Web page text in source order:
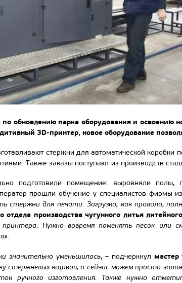
обновлению парка оборудования и освоению
3D-принтер, новое оборудование
стержни для автоматической
Также заказы поступают из производств
подготовили помещение: выровняли
прошли обучение у специалистов фирмы-
стержни для печати. Загрузка, как правило,
отдела производства чугунного литья
Нужно вовремя поменять песок или
значительно уменьшилось, – подчеркнул
стержневых ящиков, а сейчас можем просто
ручного изготовления. Также нужно